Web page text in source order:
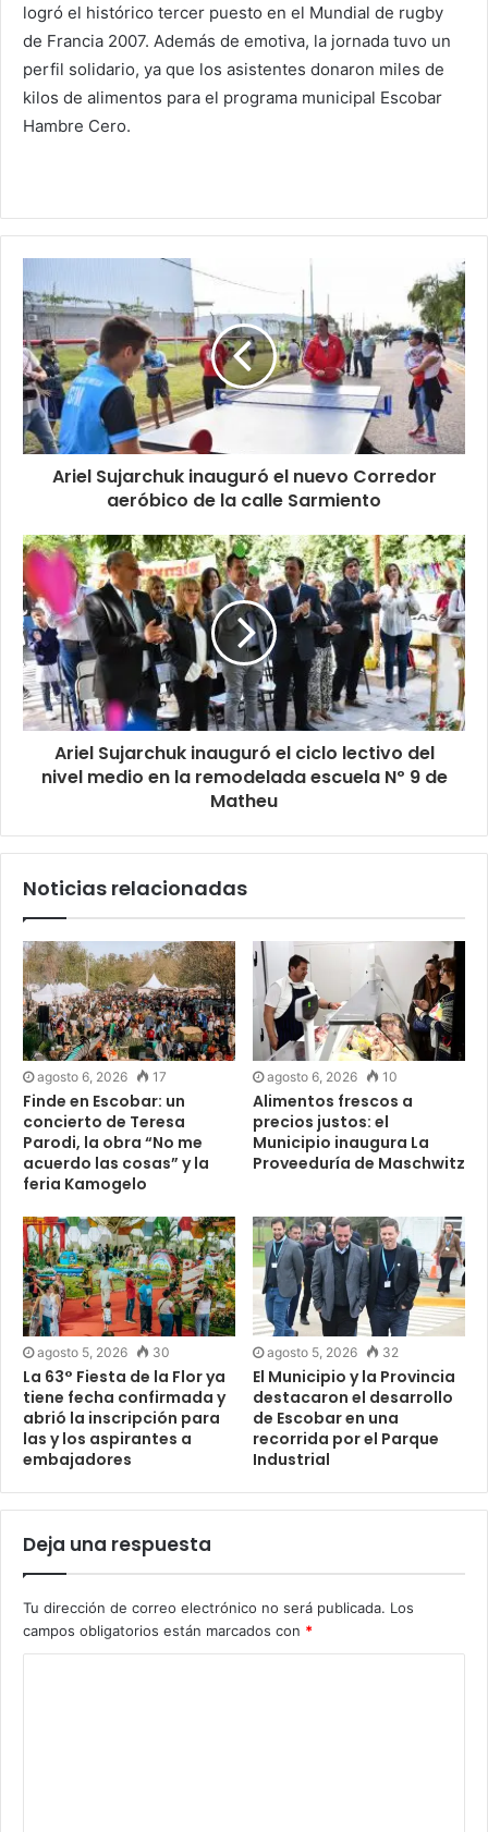
logró el histórico tercer puesto en el Mundial de rugby
de Francia 2007. Además de emotiva, la jornada tuvo un
perfil solidario, ya que los asistentes donaron miles de
kilos de alimentos para el programa municipal Escobar
Hambre Cero.
Ariel Sujarchuk inauguró el nuevo Corredor
aeróbico de la calle Sarmiento
Ariel Sujarchuk inauguró el ciclo lectivo del
nivel medio en la remodelada escuela Nº 9 de
Matheu
Noticias relacionadas
agosto 6, 2026 17
Finde en Escobar: un
concierto de Teresa
Parodi, la obra “No me
acuerdo las cosas” y la
feria Kamogelo
agosto 6, 2026 10
Alimentos frescos a
precios justos: el
Municipio inaugura La
Proveeduría de Maschwitz
agosto 5, 2026 30
La 63° Fiesta de la Flor ya
tiene fecha confirmada y
abrió la inscripción para
las y los aspirantes a
embajadores
agosto 5, 2026 32
El Municipio y la Provincia
destacaron el desarrollo
de Escobar en una
recorrida por el Parque
Industrial
Deja una respuesta
Tu dirección de correo electrónico no será publicada. Los
campos obligatorios están marcados con *